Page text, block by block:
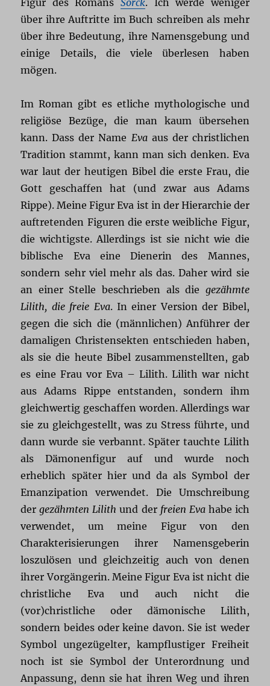
Figur des Romans Sorck. Ich werde weniger
über ihre Auftritte im Buch schreiben als mehr
über ihre Bedeutung, ihre Namensgebung und
einige Details, die viele überlesen haben
mögen.
Im Roman gibt es etliche mythologische und
religiöse Bezüge, die man kaum übersehen
kann. Dass der Name Evaaus der christlichen
Tradition stammt, kann man sich denken. Eva
war laut der heutigen Bibel die erste Frau, die
Gott geschaffen hat (und zwar aus Adams
Rippe). Meine Figur Eva ist in der Hierarchie der
auftretenden Figuren die erste weibliche Figur,
die wichtigste. Allerdings ist sie nicht wie die
biblische Eva eine Dienerin des Mannes,
sondern sehr viel mehr als das. Daher wird sie
an einer Stelle beschrieben als die gezähmte
Lilith, die freie Eva. In einer Version der Bibel,
gegen die sich die (männlichen) Anführer der
damaligen Christensekten entschieden haben,
als sie die heute Bibel zusammenstellten, gab
es eine Frau vor Eva – Lilith. Lilith war nicht
aus Adams Rippe entstanden, sondern ihm
gleichwertig geschaffen worden. Allerdings war
sie zu gleichgestellt, was zu Stress führte, und
dann wurde sie verbannt. Später tauchte Lilith
als Dämonenfigur auf und wurde noch
erheblich später hier und da als Symbol der
Emanzipation verwendet. Die Umschreibung
dergezähmten Lilith und der freien Evahabe ich
verwendet, um meine Figur von den
Charakterisierungen ihrer Namensgeberin
loszulösen und gleichzeitig auch von denen
ihrer Vorgängerin. Meine Figur Eva ist nicht die
christliche Eva und auch nicht die
(vor)christliche oder dämonische Lilith,
sondern beides oder keine davon. Sie ist weder
Symbol ungezügelter, kampflustiger Freiheit
noch ist sie Symbol der Unterordnung und
Anpassung, denn sie hat ihren Weg und ihren